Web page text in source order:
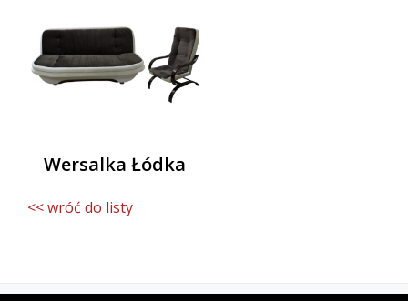
Wersalka Łódka
<< wróć do listy